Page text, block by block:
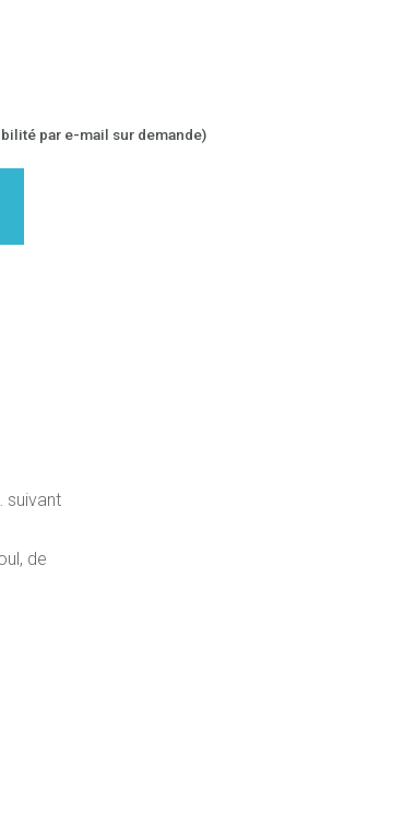
par e-mail sur demande)
suivant
de